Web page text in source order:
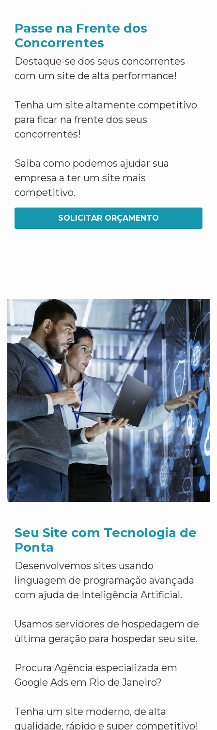
Passe na Frente dos
Concorrentes
Destaque-se dos seus concorrentes
com um site de alta performance!
Tenha um site altamente competitivo
para ficar na frente dos seus
concorrentes!
Saiba como podemos ajudar sua
empresa a ter um site mais
competitivo.
SOLICITAR ORÇAMENTO
Seu Site com Tecnologia de
Ponta
Desenvolvemos sites usando
linguagem de programação avançada
com ajuda de Inteligência Artificial.
Usamos servidores de hospedagem de
última geração para hospedar seu site.
Procura Agência especializada em
Google Ads em Rio de Janeiro?
Tenha um site moderno, de alta
qualidade, rápido e super competitivo!